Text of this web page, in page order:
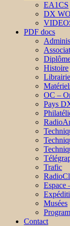
EA1CS
DX
PDF docs
Histoire
Librairie
OC –
Pays
Trafic
Espace
Musées
Contact